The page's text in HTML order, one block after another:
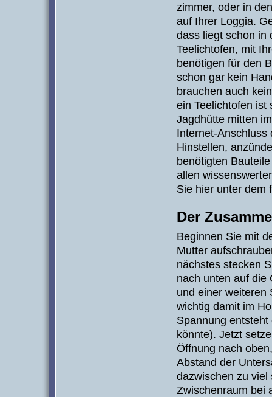
zimmer, oder in
auf Ihrer Loggia.
dass liegt schon in
Teelichtofen, mit
benötigen für den
schon gar kein
brauchen auch
ein Teelichtofen ist
Jagdhütte mitten
Internet-Anschluss
Hinstellen,
benötigten
allen
Sie hier unter dem
Der
Beginnen Sie mit
Mutter
nächstes stecken
nach unten auf die
und einer weiteren
wichtig damit im
Spannung
könnte). Jetzt
Öffnung nach
Abstand der
dazwischen zu viel
Zwischenraum bei